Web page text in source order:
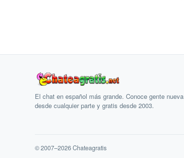
El chat en español más grande. Conoce gente nueva
desde cualquier parte y gratis desde 2003.
© 2007–2026 Chateagratis